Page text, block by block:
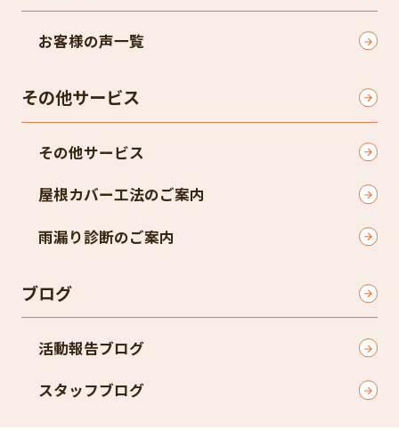
お客様の声一覧
その他サービス
その他サービス
屋根カバー工法のご案内
雨漏り診断のご案内
ブログ
活動報告ブログ
スタッフブログ